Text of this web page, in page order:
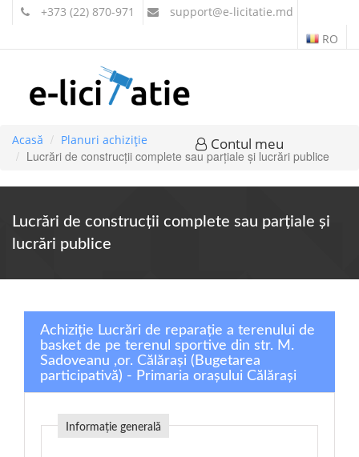
+373 (22) 870-971 support@e-licitatie.md
RO
Contul meu
Acasă Planuri achiziție
Lucrări de construcţii complete sau parţiale şi lucrări publice
Lucrări de construcţii complete sau parţiale şi
lucrări publice
Achiziție Lucrări de reparație a terenului de
basket de pe terenul sportive din str. M.
Sadoveanu ,or. Călărași (Bugetarea
participativă) - Primaria orașului Călărași
Informație generală